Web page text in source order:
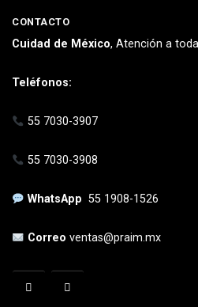
CONTACTO
Cuidad de México, Atención a
Teléfonos:
55 7030-3907
55 7030-3908
WhatsApp55 1908-1526
Correoventas@praim.mx